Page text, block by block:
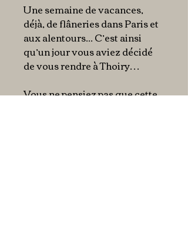
Une semaine de vacances,
déjà, de flâneries dans Paris et
aux alentours... C’est ainsi
qu’un jour vous aviez décidé
de vous rendre à Thoiry…
Vous ne pensiez pas que cette